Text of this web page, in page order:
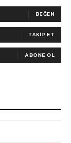
BEĞEN
TAKIP ET
ABONE OL